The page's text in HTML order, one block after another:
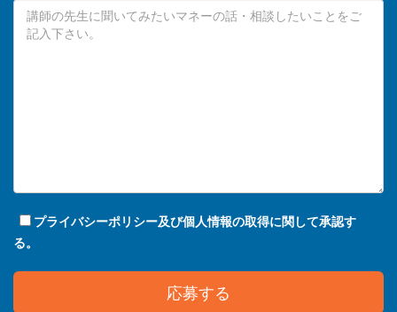
プライバシーポリシー及び個人情報の取得に関して承認す
る。